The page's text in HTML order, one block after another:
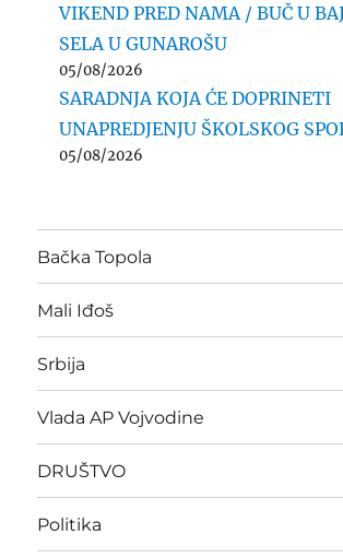
VIKEND PRED NAMA / BUČ U
SELA U GUNAROŠU
05/08/2026
SARADNJA KOJA ĆE DOPRINETI
UNAPREDJENJU ŠKOLSKOG
05/08/2026
Bačka Topola
Mali Iđoš
Srbija
Vlada AP Vojvodine
DRUŠTVO
Politika